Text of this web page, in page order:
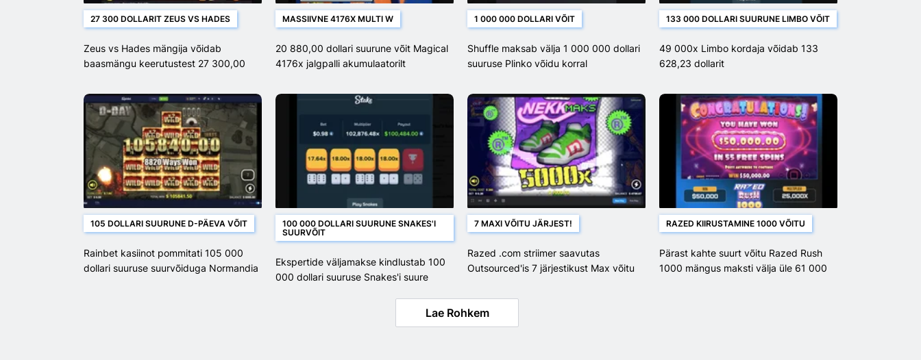
27 300 DOLLARIT ZEUS VS HADES
Zeus vs Hades mängija võidab
baasmängu keerutustest 27 300,00
MASSIIVNE 4176X MULTI W
20 880,00 dollari suurune võit Magical
4176x jalgpalli akumulaatorilt
1 000 000 DOLLARI VÕIT
Shuffle maksab välja 1 000 000 dollari
suuruse Plinko võidu korral
133 000 DOLLARI SUURUNE LIMBO VÕIT
49 000x Limbo kordaja võidab 133
628,23 dollarit
105 DOLLARI SUURUNE D-PÄEVA VÕIT
Rainbet kasiinot pommitati 105 000
dollari suuruse suurvõiduga Normandia
100 000 DOLLARI SUURUNE SNAKES'I
SUURVÕIT
Ekspertide väljamakse kindlustab 100
000 dollari suuruse Snakes'i suure
7 MAXI VÕITU JÄRJEST!
Razed .com striimer saavutas
Outsourced'is 7 järjestikust Max võitu
RAZED KIIRUSTAMINE 1000 VÕITU
Pärast kahte suurt võitu Razed Rush
1000 mängus maksti välja üle 61 000
Lae Rohkem